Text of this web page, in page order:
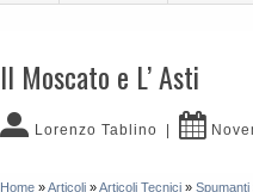
Il Moscato e L’ Asti
Lorenzo Tablino
Home »Articoli »Articoli Tecnici » Spumanti